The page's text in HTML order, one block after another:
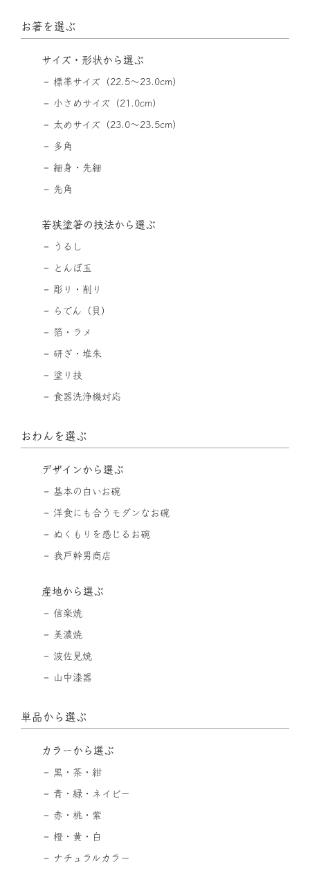
お箸を選ぶ
サイズ・形状から選ぶ
標準サイズ（22.5〜23.0cm）
小さめサイズ（21.0cm）
太めサイズ（23.0〜23.5cm）
多角
細身・先細
先角
若狭塗箸の技法から選ぶ
うるし
とんぼ玉
彫り・削り
らでん（貝）
箔・ラメ
研ぎ・堆朱
塗り技
食器洗浄機対応
おわんを選ぶ
デザインから選ぶ
基本の白いお碗
洋食にも合うモダンなお碗
ぬくもりを感じるお碗
我戸幹男商店
産地から選ぶ
信楽焼
美濃焼
波佐見焼
山中漆器
単品から選ぶ
カラーから選ぶ
黒・茶・紺
青・緑・ネイビー
赤・桃・紫
橙・黄・白
ナチュラルカラー